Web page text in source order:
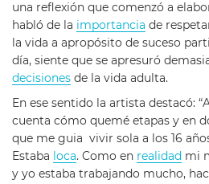
una reflexión que comenzó a
habló de la importancia de
la vida a apropósito de suceso
día, siente que se apresuró
decisiones de la vida adulta.
En ese sentido la artista destacó:
cuenta cómo quemé etapas y en
que me guia vivir sola a los 16
Estaba loca. Como en realidad mi
y yo estaba trabajando mucho,